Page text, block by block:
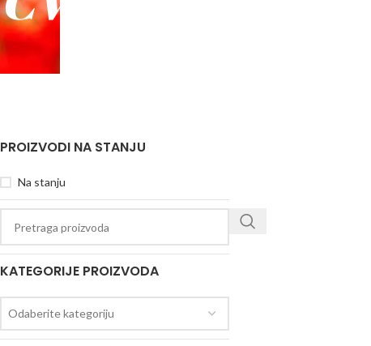
PROIZVODI NA STANJU
Na stanju
KATEGORIJE PROIZVODA
Odaberite kategoriju